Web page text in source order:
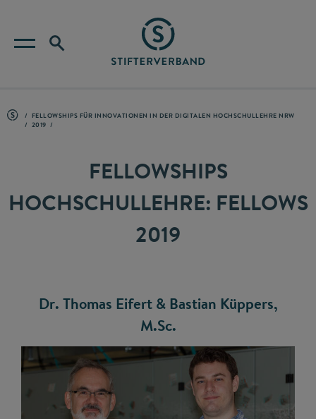
FELLOWSHIPS FÜR INNOVATIONEN IN DER DIGITALEN HOCHSCHULLEHRE NRW
2019
FELLOWSHIPS
HOCHSCHULLEHRE: FELLOWS
2019
Dr. Thomas Eifert & Bastian Küppers,
M.Sc.